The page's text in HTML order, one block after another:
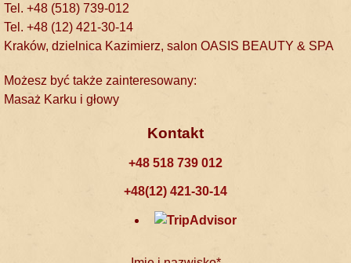
Tel. +48 (518) 739-012
Tel. +48 (12) 421-30-14
Kraków, dzielnica Kazimierz, salon OASIS BEAUTY & SPA
Możesz być także zainteresowany:
Masaż Karku i głowy
Kontakt
+48 518 739 012
+48(12) 421-30-14